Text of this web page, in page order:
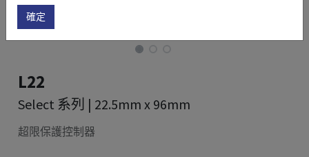
Select 系列 | 22.5mm x 96mm
L22
超限保護控制器
確定